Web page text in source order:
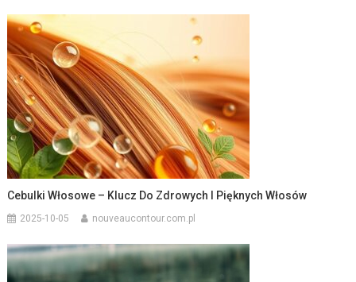
Cebulki Włosowe – Klucz Do Zdrowych I Pięknych Włosów
2025-10-05 nouveaucontour.com.pl